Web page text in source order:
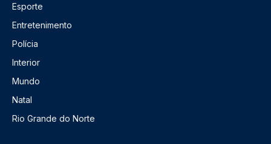
Esporte
Entretenimento
Polícia
Interior
Mundo
Natal
Rio Grande do Norte